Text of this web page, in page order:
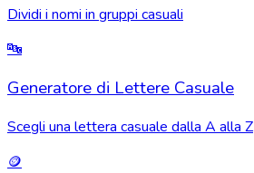
Dividi i nomi in gruppi casuali
🔤
Generatore di Lettere Casuale
Scegli una lettera casuale dalla A alla Z
🪙